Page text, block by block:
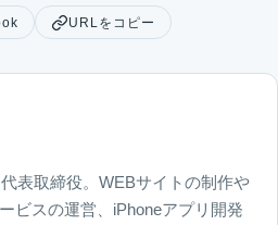
URLをコピー
表取締役。WEBサイトの制作や
ビスの運営、iPhoneアプリ開発